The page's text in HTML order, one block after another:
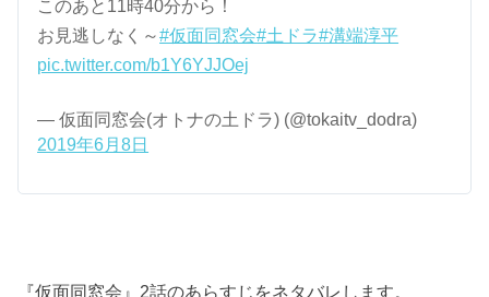
このあと11時40分から！
お見逃しなく～#仮面同窓会#土ドラ#溝端淳平
pic.twitter.com/b1Y6YJJOej
— 仮面同窓会(オトナの土ドラ) (@tokaitv_dodra)
2019年6月8日
『仮面同窓会』2話のあらすじをネタバレします。